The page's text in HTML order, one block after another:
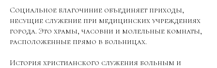
Социальное благочиние объединяет приходы,
несущие служение при медицинских учреждениях
города. Это храмы, часовни и молельные комнаты,
расположенные прямо в больницах.
История христианского служения больным и